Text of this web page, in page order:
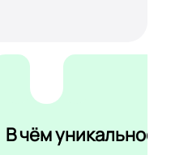
В чём уникальность?